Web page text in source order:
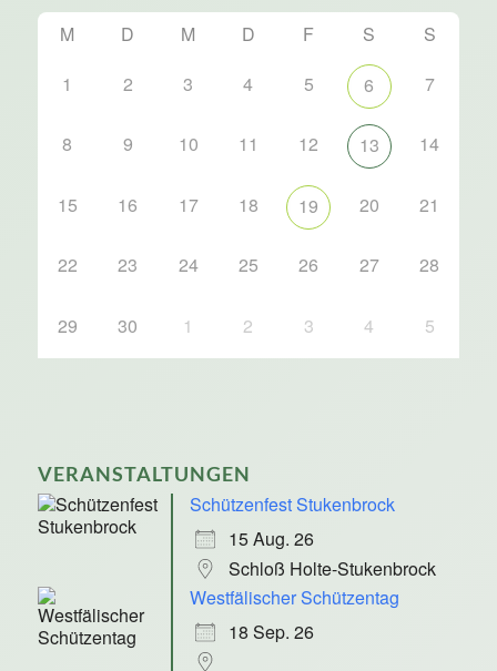
M D M D F S
S
1
2 3 4 5 6 7
8 9 10 11 12 13 14
15 16 17 18 19 20 21
22 23 24 25 26 27 28
29 30 1 2 3 4 5
VERANSTALTUNGEN
Schützenfest Stukenbrock
15 Aug. 26
Schloß Holte-Stukenbrock
Westfälischer Schützentag
18 Sep. 26